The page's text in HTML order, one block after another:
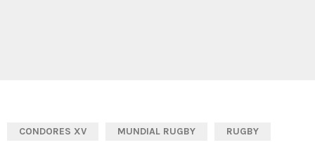
CONDORES XV MUNDIAL RUGBY RUGBY